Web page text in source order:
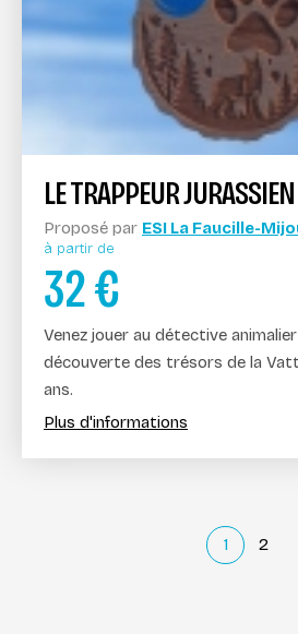
LE TRAPPEUR JURASSIEN
Proposé par ESI La Faucille-
à partir de
32€
Venez jouer au détective
découverte des trésors de la
ans.
Plus d'informations
Précédent
1
(current)
2